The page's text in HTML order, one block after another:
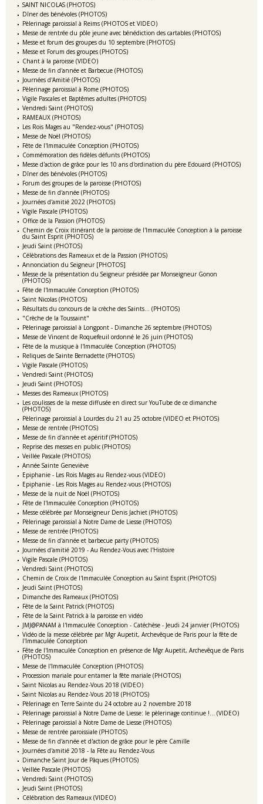
SAINT NICOLAS (PHOTOS)
Dîner des bénévoles (PHOTOS)
Pèlerinage paroissial à Reims (PHOTOS et VIDEO)
Messe de rentrée du pôle jeune avec bénédiction des cartables (PHOTOS)
Messe et forum des groupes du 10 septembre (PHOTOS)
Messe et Forum des groupes (PHOTOS)
Chant à la paroisse (VIDEO)
Messe de fin d'année et Barbecue (PHOTOS)
Journées d'Amitié (PHOTOS)
Pèlerinage paroissial à Rome (PHOTOS)
Vigile Pascales et Baptêmes adultes (PHOTOS)
Vendredi Saint (PHOTOS)
RAMEAUX (PHOTOS)
Les Rois Mages au "Rendez-vous" (PHOTOS)
Messe de Noël (PHOTOS)
Fête de l'Immaculée Conception (PHOTOS)
Commémoration des fidèles défunts (PHOTOS)
Messe d'action de grâce pour les 10 ans d'ordination du père Edouard (PHOTOS)
Dîner des bénévoles (PHOTOS)
Forum des groupes de la paroisse (PHOTOS)
Messe de fin d'année (PHOTOS)
Journées d'amitié 2022 (PHOTOS)
Vigile Pascale (PHOTOS)
Office de la Passion (PHOTOS)
Chemin de Croix itinérant de la paroisse de l'Immaculée Conception à la paroisse
du Saint Esprit (PHOTOS)
Jeudi Saint (PHOTOS)
Célèbrations des Rameaux et de la Passion (PHOTOS)
Annonciation du Seigneur [PHOTOS]
Messe de la présentation du Seigneur présidée par Monseigneur Gonon
(PHOTOS)
Fête de l'Immaculée Conception (PHOTOS)
Saint Nicolas (PHOTOS)
Résultats du concours de la crèche des Saints... (PHOTOS)
"Crèche de la Toussaint"
Pèlerinage paroissial à Longpont - Dimanche 26 septembre (PHOTOS)
Messe de Vincent de Roquefeuil ordonné le 26 juin (PHOTOS)
Fête de la musique à l'Immaculée Conception (PHOTOS)
Reliques de Sainte Bernadette (PHOTOS)
Vigile Pascale (PHOTOS)
Vendredi Saint (PHOTOS)
Jeudi Saint (PHOTOS)
Messes des Rameaux (PHOTOS)
Les coulisses de la messe diffusée en direct sur YouTube de ce dimanche
(PHOTOS)
Pèlerinage paroissial à Lourdes du 21 au 25 octobre (VIDEO et PHOTOS)
Messe de rentrée (PHOTOS)
Messe de fin d'année et apéritif (PHOTOS)
Reprise des messes en public (PHOTOS)
Veillée Pascale (PHOTOS)
Année Sainte Geneviève
Epiphanie - Les Rois Mages au Rendez-vous (VIDEO)
Epiphanie - Les Rois Mages au Rendez-vous (PHOTOS)
Messe de la nuit de Noël (PHOTOS)
Fête de l'Immaculée Conception (PHOTOS)
Messe célébrée par Monseigneur Denis Jachiet (PHOTOS)
Pèlerinage paroissial à Notre Dame de Liesse (PHOTOS)
Messe de rentrée (PHOTOS)
Messe de fin d'année et barbecue party (PHOTOS)
Journées d'amitié 2019 - Au Rendez-Vous avec l'Histoire
Vigile Pascale (PHOTOS)
Vendredi Saint (PHOTOS)
Chemin de Croix de l'Immaculée Conception au Saint Esprit (PHOTOS)
Jeudi Saint (PHOTOS)
Dimanche des Rameaux (PHOTOS)
Fête de la Saint Patrick (PHOTOS)
Fête de la Saint Patrick à la paroisse en vidéo
JMJ@PANAM à l'Immaculée Conception - Catéchèse - Jeudi 24 janvier (PHOTOS)
Vidéo de la messe célébrée par Mgr Aupetit, Archevêque de Paris pour la fête de
l'Immaculée Conception
Fête de l'Immaculée Conception en présence de Mgr Aupetit, Archevêque de Paris
(PHOTOS)
Messe de l'Immaculée Conception (PHOTOS)
Procession mariale pour entamer la fête mariale (PHOTOS)
Saint Nicolas au Rendez-Vous 2018 (VIDEO)
Saint Nicolas au Rendez-Vous 2018 (PHOTOS)
Pèlerinage en Terre Sainte du 24 octobre au 2 novembre 2018
Pèlerinage paroissial à Notre Dame de Liesse: le pèlerinage continue !... (VIDEO)
Pèlerinage paroissial à Notre Dame de Liesse (PHOTOS)
Messe de rentrée paroissiale (PHOTOS)
Messe de fin d'année et d'action de grâce pour le père Camille
Journées d'amitié 2018 - la Fête au Rendez-Vous
Dimanche Saint Jour de Pâques (PHOTOS)
Veillée Pascale (PHOTOS)
Vendredi Saint (PHOTOS)
Jeudi Saint (PHOTOS)
Célébration des Rameaux (VIDEO)